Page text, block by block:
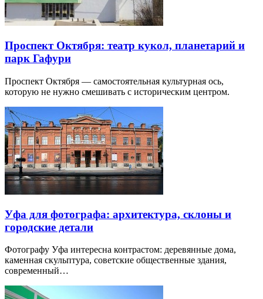
Проспект Октября: театр кукол, планетарий и
парк Гафури
Проспект Октября — самостоятельная культурная ось,
которую не нужно смешивать с историческим центром.
Уфа для фотографа: архитектура, склоны и
городские детали
Фотографу Уфа интересна контрастом: деревянные дома,
каменная скульптура, советские общественные здания,
современный…